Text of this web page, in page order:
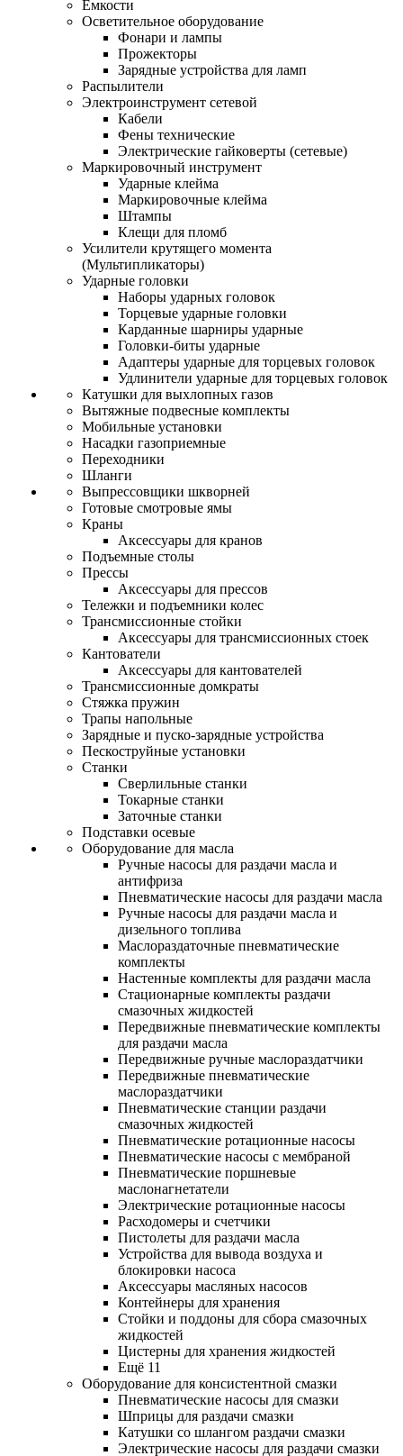
Емкости
Осветительное оборудование
Фонари и лампы
Прожекторы
Зарядные устройства для ламп
Распылители
Электроинструмент сетевой
Кабели
Фены технические
Электрические гайковерты (сетевые)
Маркировочный инструмент
Ударные клейма
Маркировочные клейма
Штампы
Клещи для пломб
Усилители крутящего момента
(Мультипликаторы)
Ударные головки
Наборы ударных головок
Торцевые ударные головки
Карданные шарниры ударные
Головки-биты ударные
Адаптеры ударные для торцевых головок
Удлинители ударные для торцевых головок
Катушки для выхлопных газов
Вытяжные подвесные комплекты
Мобильные установки
Насадки газоприемные
Переходники
Шланги
Выпрессовщики шкворней
Готовые смотровые ямы
Краны
Аксессуары для кранов
Подъемные столы
Прессы
Аксессуары для прессов
Тележки и подъемники колес
Трансмиссионные стойки
Аксессуары для трансмиссионных стоек
Кантователи
Аксессуары для кантователей
Трансмиссионные домкраты
Стяжка пружин
Трапы напольные
Зарядные и пуско-зарядные устройства
Пескоструйные установки
Станки
Сверлильные станки
Токарные станки
Заточные станки
Подставки осевые
Оборудование для масла
Ручные насосы для раздачи масла и
антифриза
Пневматические насосы для раздачи масла
Ручные насосы для раздачи масла и
дизельного топлива
Маслораздаточные пневматические
комплекты
Настенные комплекты для раздачи масла
Стационарные комплекты раздачи
смазочных жидкостей
Передвижные пневматические комплекты
для раздачи масла
Передвижные ручные маслораздатчики
Передвижные пневматические
маслораздатчики
Пневматические станции раздачи
смазочных жидкостей
Пневматические ротационные насосы
Пневматические насосы с мембраной
Пневматические поршневые
маслонагнетатели
Электрические ротационные насосы
Расходомеры и счетчики
Пистолеты для раздачи масла
Устройства для вывода воздуха и
блокировки насоса
Аксессуары масляных насосов
Контейнеры для хранения
Стойки и поддоны для сбора смазочных
жидкостей
Цистерны для хранения жидкостей
Ещё 11
Оборудование для консистентной смазки
Пневматические насосы для смазки
Шприцы для раздачи смазки
Катушки со шлангом раздачи смазки
Электрические насосы для раздачи смазки